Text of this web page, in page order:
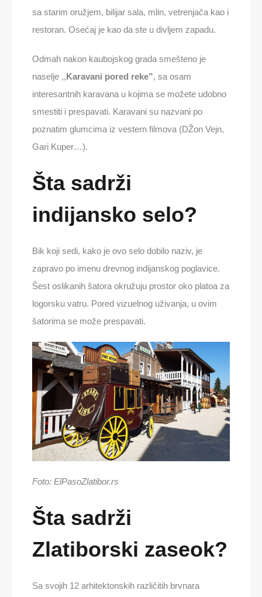
sa starim oružjem, bilijar sala, mlin, vetrenjača kao i
restoran. Osećaj je kao da ste u divljem zapadu.
Odmah nakon kaubojskog grada smešteno je
naselje ,,Karavani pored reke”, sa osam
interesantnih karavana u kojima se možete udobno
smestiti i prespavati. Karavani su nazvani po
poznatim glumcima iz vestern filmova (DŽon Vejn,
Gari Kuper…).
Šta sadrži
indijansko selo?
Bik koji sedi, kako je ovo selo dobilo naziv, je
zapravo po imenu drevnog indijanskog poglavice.
Šest oslikanih šatora okružuju prostor oko platoa za
logorsku vatru. Pored vizuelnog uživanja, u ovim
šatorima se može prespavati.
Foto: ElPasoZlatibor.rs
Šta sadrži
Zlatiborski zaseok?
Sa svojih 12 arhitektonskih različitih brvnara